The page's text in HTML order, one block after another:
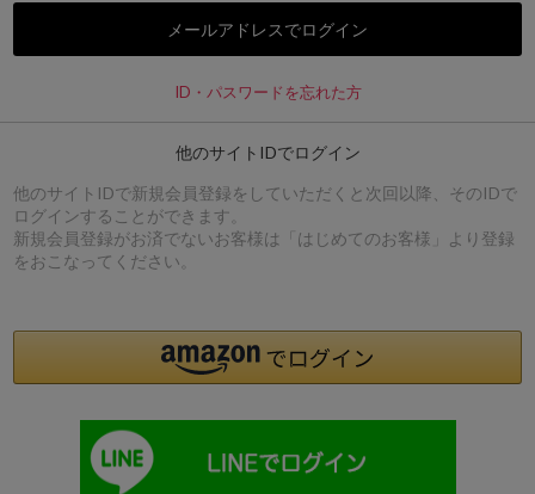
ID・パスワードを忘れた方
他のサイトIDでログイン
他のサイトIDで新規会員登録をしていただくと次回以降、そのIDで
ログインすることができます。
新規会員登録がお済でないお客様は「はじめてのお客様」より登録
をおこなってください。